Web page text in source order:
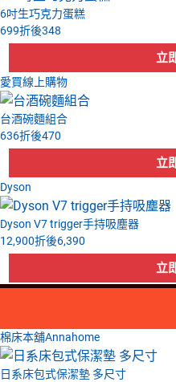
6吋生巧克力蛋糕
699折後348
愛買線上購物
台酒碗麵組合
636折後470
Dyson
Dyson V7 trigger手持吸塵器
12,900折後6,390
棉床本舖Annahome
日系床包式保潔墊 多尺寸